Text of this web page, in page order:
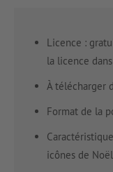
Licence :
la licence
À télécharger
Format de la
icônes de